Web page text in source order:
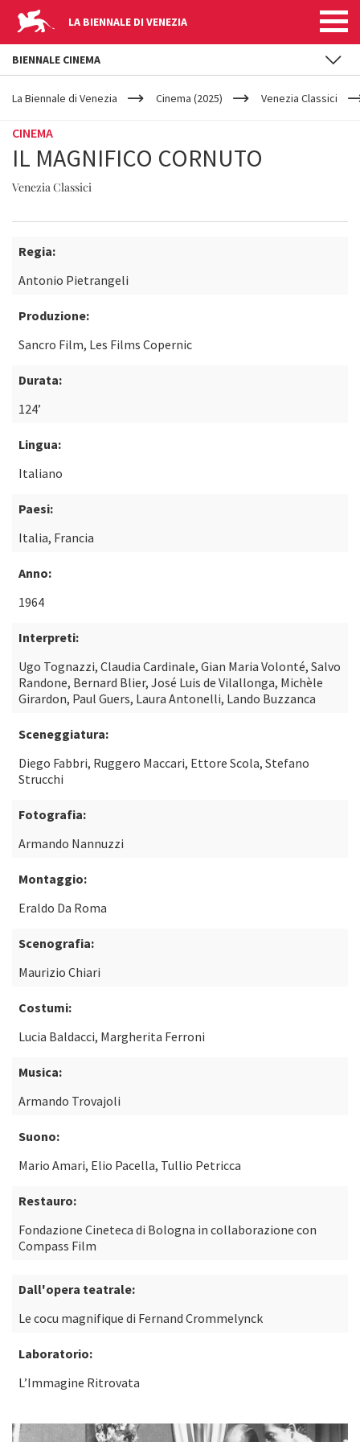
LA BIENNALE DI VENEZIA
YOUR
ARE
La Biennale di Venezia Cinema (2025) Venezia Classici
CINEMA
IL MAGNIFICO CORNUTO
Venezia Classici
Regia:
Antonio Pietrangeli
Produzione:
Sancro Film, Les Films Copernic
Durata:
124’
Lingua:
Italiano
Paesi:
Italia, Francia
Anno:
1964
Interpreti:
Ugo Tognazzi, Claudia Cardinale, Gian Maria Volonté, Salvo
Randone, Bernard Blier, José Luis de Vilallonga, Michèle
Girardon, Paul Guers, Laura Antonelli, Lando Buzzanca
Sceneggiatura:
Diego Fabbri, Ruggero Maccari, Ettore Scola, Stefano
Strucchi
Fotografia:
Armando Nannuzzi
Montaggio:
Eraldo Da Roma
Scenografia:
Maurizio Chiari
Costumi:
Lucia Baldacci, Margherita Ferroni
Musica:
Armando Trovajoli
Suono:
Mario Amari, Elio Pacella, Tullio Petricca
Restauro:
Fondazione Cineteca di Bologna in collaborazione con
Compass Film
Dall'opera teatrale:
Le cocu magnifique di Fernand Crommelynck
Laboratorio:
L’Immagine Ritrovata
BIENNALE CINEMA